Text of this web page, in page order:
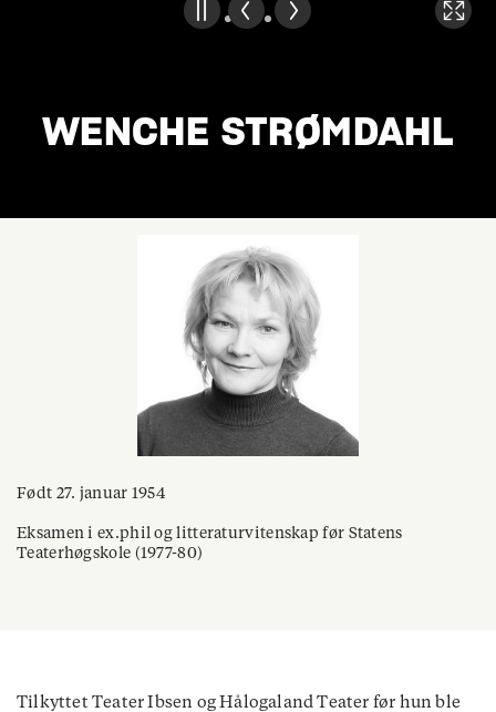
WENCHE STRØMDAHL
Født 27. januar 1954
Eksamen i ex.phil og litteraturvitenskap før Statens
Teaterhøgskole (1977-80)
Tilkyttet Teater Ibsen og Hålogaland Teater før hun ble